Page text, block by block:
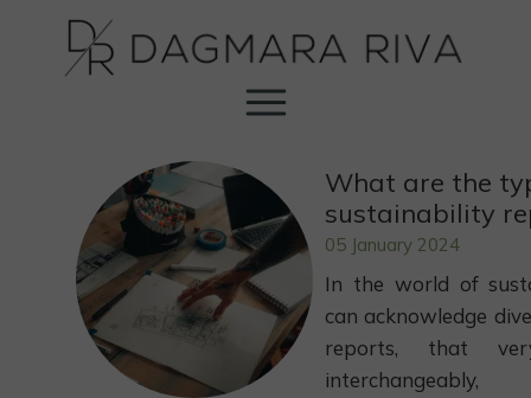
What are the
sustainability
05 January 2024
In the world of
can acknowledge
reports, that
interchangeably,